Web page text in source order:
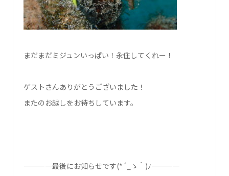
まだまだミジュンいっぱい！永住してくれー！
ゲストさんありがとうございました！
またのお越しをお待ちしています。
————最後にお知らせです(*´_ゝ｀)ﾉ————